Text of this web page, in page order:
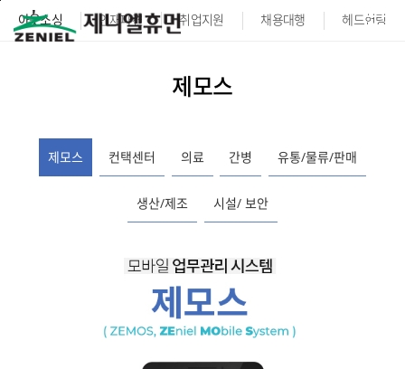
본문바로가기
아웃소싱 인재파견 취업지원 채용대행 헤드헌팅
제모스
제모스 컨택센터 의료 간병 유통/물류/판매
생산/제조 시설/ 보안